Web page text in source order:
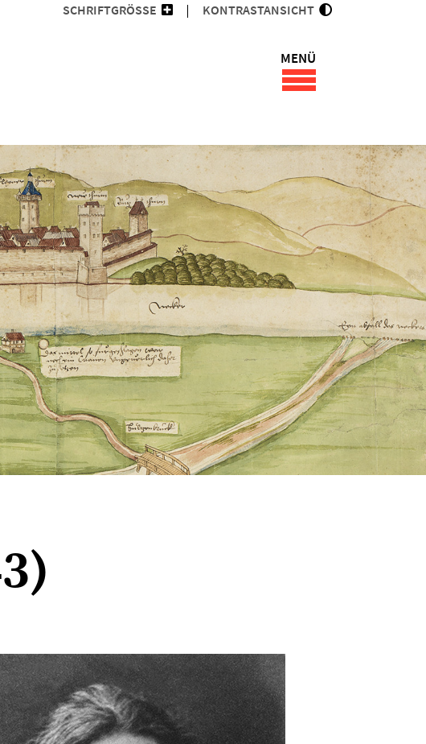
SCHRIFTGRÖSSE KONTRASTANSICHT
MENÜ